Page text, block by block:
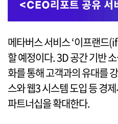
메타버스 서비스 ‘이프랜드
할 예정이다. 3D 공간 기반
화를 통해 고객과의 유대를
스와 웹3 시스템 도입 등 경
파트너십을 확대한다.